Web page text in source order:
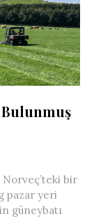
Bulunmuş
bir
pazar yeri
güneybatı